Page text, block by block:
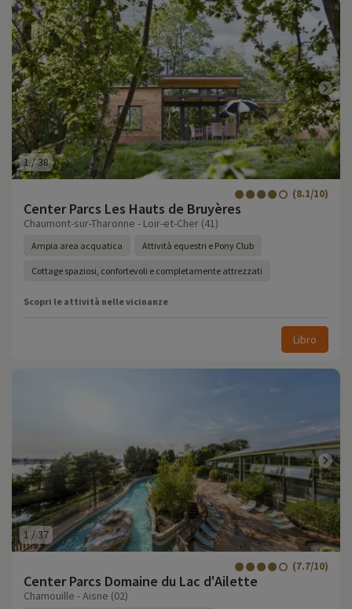
1/38
Center Parcs Les Hauts de Bruyères
(8.1/10)
Chaumont-sur-Tharonne - Loir-et-Cher (41)
Ampia area acquatica Attività equestri e Pony Club
Cottage spaziosi, confortevoli e completamente attrezzati
Scopri le attività nelle vicinanze
Libro
1 /37
Center Parcs Domaine du Lac d'Ailette
(7.7/10)
Chamouille - Aisne (02)